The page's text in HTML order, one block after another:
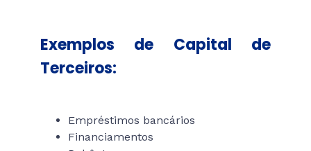
Exemplos de Capital de
Terceiros:
Empréstimos bancários
Financiamentos